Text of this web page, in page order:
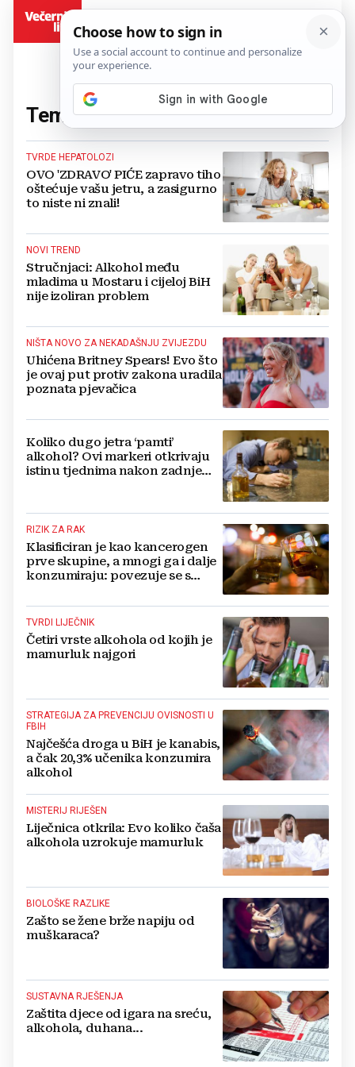
Tema:alkohol(209 članaka)
TVRDE HEPATOLOZI
OVO 'ZDRAVO' PIĆE zapravo tiho
oštećuje vašu jetru, a zasigurno
to niste ni znali!
NOVI TREND
Stručnjaci: Alkohol među
mladima u Mostaru i cijeloj BiH
nije izoliran problem
NIŠTA NOVO ZA NEKADAŠNJU ZVIJEZDU
Uhićena Britney Spears! Evo što
je ovaj put protiv zakona uradila
poznata pjevačica
Koliko dugo jetra ‘pamti’
alkohol? Ovi markeri otkrivaju
istinu tjednima nakon zadnje
RIZIK ZA RAK
Klasificiran je kao kancerogen
prve skupine, a mnogi ga i dalje
konzumiraju: povezuje se s
TVRDI LIJEČNIK
Četiri vrste alkohola od kojih je
mamurluk najgori
STRATEGIJA ZA PREVENCIJU OVISNOSTI U
FBIH
Najčešća droga u BiH je kanabis,
a čak 20,3% učenika konzumira
alkohol
MISTERIJ RIJEŠEN
Liječnica otkrila: Evo koliko čaša
alkohola uzrokuje mamurluk
BIOLOŠKE RAZLIKE
Zašto se žene brže napiju od
muškaraca?
SUSTAVNA RJEŠENJA
Zaštita djece od igara na sreću,
alkohola, duhana...